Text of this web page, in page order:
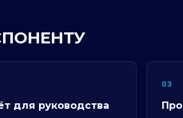
для руководства
03